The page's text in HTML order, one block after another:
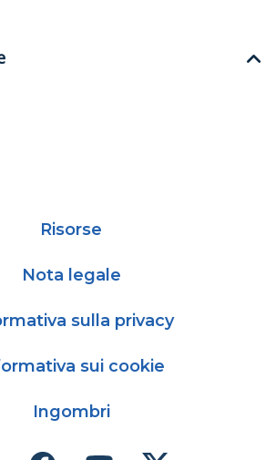
Risorse
Nota legale
sulla privacy
sui cookie
Ingombri